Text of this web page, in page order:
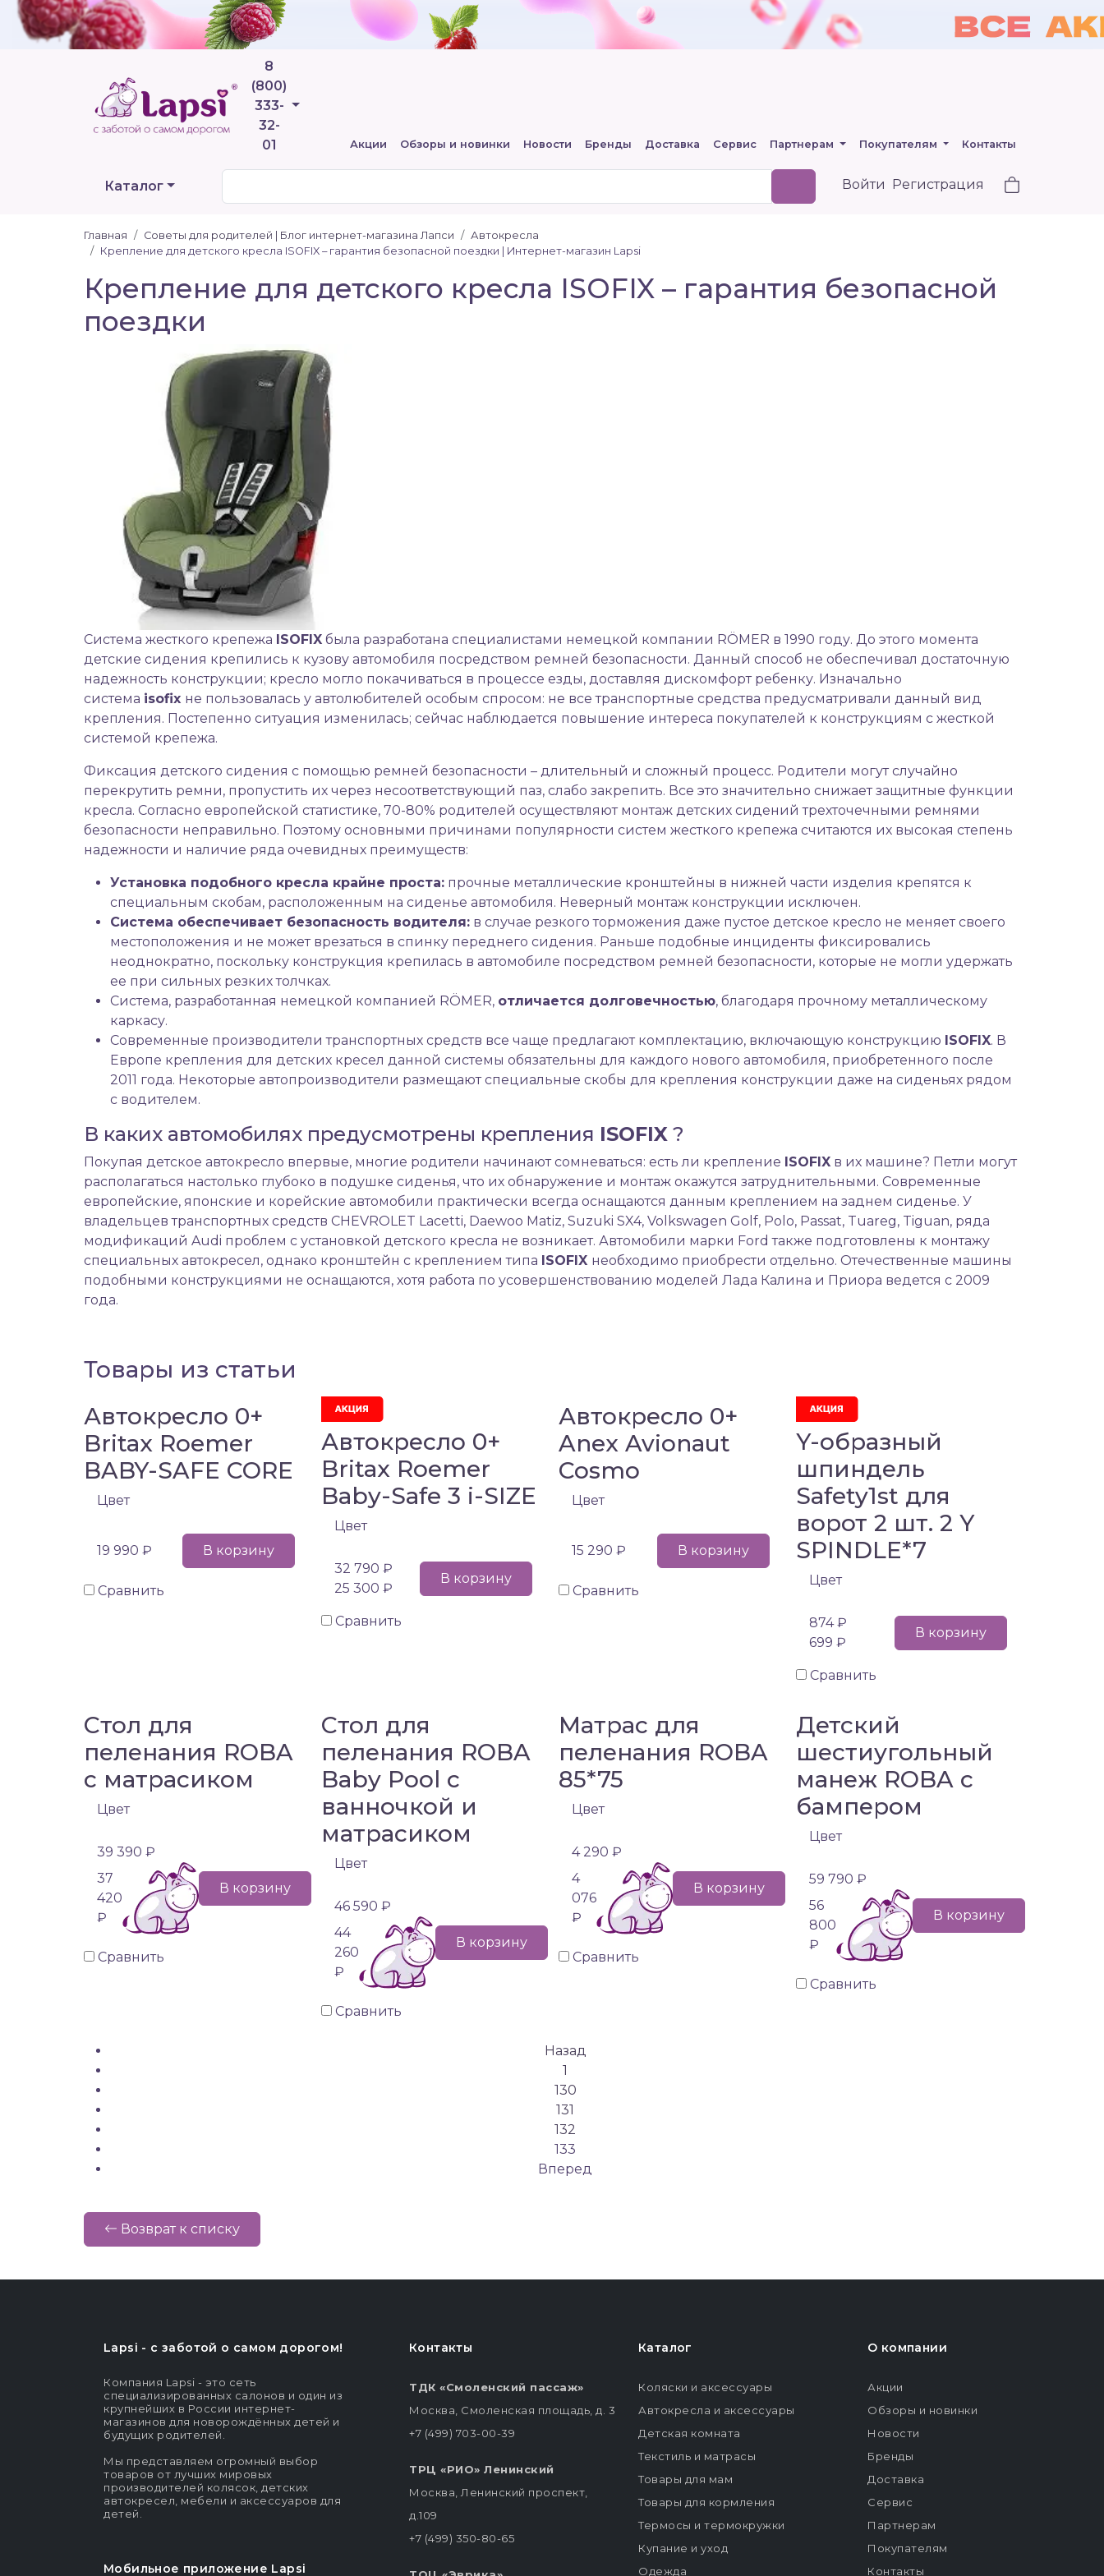
8
(800)
333-
32-
01
Телефоны
Акции Обзоры и новинки Новости Бренды Доставка Сервис Партнерам Покупателям Контакты
Каталог Войти Регистрация
Главная Советы для родителей | Блог интернет-магазина Лапси
Автокресла
Крепление для детского кресла ISOFIX – гарантия безопасной поездки | Интернет-магазин Lapsi
Крепление для детского кресла ISOFIX – гарантия безопасной
поездки
Система жесткого крепежа ISOFIX была разработана специалистами немецкой компании RÖMER в 1990 году. До этого момента
детские сидения крепились к кузову автомобиля посредством ремней безопасности. Данный способ не обеспечивал достаточную
надежность конструкции; кресло могло покачиваться в процессе езды, доставляя дискомфорт ребенку. Изначально
система isofix не пользовалась у автолюбителей особым спросом: не все транспортные средства предусматривали данный вид
крепления. Постепенно ситуация изменилась; сейчас наблюдается повышение интереса покупателей к конструкциям с жесткой
системой крепежа.
Фиксация детского сидения с помощью ремней безопасности – длительный и сложный процесс. Родители могут случайно
перекрутить ремни, пропустить их через несоответствующий паз, слабо закрепить. Все это значительно снижает защитные функции
кресла. Согласно европейской статистике, 70-80% родителей осуществляют монтаж детских сидений трехточечными ремнями
безопасности неправильно. Поэтому основными причинами популярности систем жесткого крепежа считаются их высокая степень
надежности и наличие ряда очевидных преимуществ:
Установка подобного кресла крайне проста: прочные металлические кронштейны в нижней части изделия крепятся к
специальным скобам, расположенным на сиденье автомобиля. Неверный монтаж конструкции исключен.
Система обеспечивает безопасность водителя: в случае резкого торможения даже пустое детское кресло не меняет своего
местоположения и не может врезаться в спинку переднего сидения. Раньше подобные инциденты фиксировались
неоднократно, поскольку конструкция крепилась в автомобиле посредством ремней безопасности, которые не могли удержать
ее при сильных резких толчках.
Система, разработанная немецкой компанией RÖMER, отличается долговечностью, благодаря прочному металлическому
каркасу.
Современные производители транспортных средств все чаще предлагают комплектацию, включающую конструкцию ISOFIX. В
Европе крепления для детских кресел данной системы обязательны для каждого нового автомобиля, приобретенного после
2011 года. Некоторые автопроизводители размещают специальные скобы для крепления конструкции даже на сиденьях рядом
с водителем.
В каких автомобилях предусмотрены крепления ISOFIX ?
Покупая детское автокресло впервые, многие родители начинают сомневаться: есть ли крепление ISOFIX в их машине? Петли могут
располагаться настолько глубоко в подушке сиденья, что их обнаружение и монтаж окажутся затруднительными. Современные
европейские, японские и корейские автомобили практически всегда оснащаются данным креплением на заднем сиденье. У
владельцев транспортных средств CHEVROLET Lacetti, Daewoo Matiz, Suzuki SX4, Volkswagen Golf, Polo, Passat, Tuareg, Tiguan, ряда
модификаций Audi проблем с установкой детского кресла не возникает. Автомобили марки Ford также подготовлены к монтажу
специальных автокресел, однако кронштейн с креплением типа ISOFIX необходимо приобрести отдельно. Отечественные машины
подобными конструкциями не оснащаются, хотя работа по усовершенствованию моделей Лада Калина и Приора ведется с 2009
года.
Товары из статьи
Автокресло 0+
Britax Roemer
BABY-SAFE CORE
Цвет
19 990 ₽ В корзину
Сравнить
Автокресло 0+
Britax Roemer
Baby-Safe 3 i-SIZE
Цвет
32 790 ₽
25 300 ₽
В корзину
Сравнить
Автокресло 0+
Anex Avionaut
Cosmo
Цвет
15 290 ₽ В корзину
Сравнить
Y-образный
шпиндель
Safety1st для
ворот 2 шт. 2 Y
SPINDLE*7
Цвет
874 ₽
699 ₽
В корзину
Сравнить
Стол для
пеленания ROBA
с матрасиком
Цвет
39 390 ₽
37
420
₽
В корзину
Сравнить
Стол для
пеленания ROBA
Baby Pool с
ванночкой и
матрасиком
Цвет
46 590 ₽
44
260
₽
В корзину
Сравнить
Матрас для
пеленания ROBA
85*75
Цвет
4 290 ₽
4
076
₽
В корзину
Сравнить
Детский
шестиугольный
манеж ROBA с
бампером
Цвет
59 790 ₽
56
800
₽
В корзину
Сравнить
Назад
1
130
131
132
133
Вперед
Возврат к списку
Lapsi - c заботой о самом дорогом!
Компания Lapsi - это сеть
специализированных салонов и один из
крупнейших в России интернет-
магазинов для новорождённых детей и
будущих родителей.
Мы представляем огромный выбор
товаров от лучших мировых
производителей колясок, детских
автокресел, мебели и аксессуаров для
детей.
Мобильное приложение Lapsi
Контакты
ТДК «Смоленский пассаж»
Москва, Смоленская площадь, д. 3
+7 (499) 703-00-39
ТРЦ «РИО» Ленинский
Москва, Ленинский проспект,
д.109
+7 (499) 350-80-65
Каталог
Коляски и аксессуары
Автокресла и аксессуары
Детская комната
Текстиль и матрасы
Товары для мам
Товары для кормления
Термосы и термокружки
Купание и уход
Одежда
О компании
Акции
Обзоры и новинки
Новости
Бренды
Доставка
Сервис
Партнерам
Покупателям
Контакты